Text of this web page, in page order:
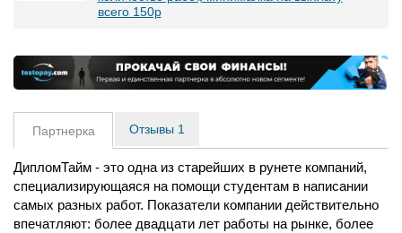
всего 150р
Отзывы 1
ДипломТайм - это одна из старейших в рунете компаний,
специализирующаяся на помощи студентам в написании
самых разных работ. Показатели компании действительно
впечатляют: более двадцати лет работы на рынке, более